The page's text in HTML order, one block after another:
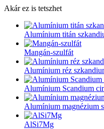
Akár ez is tetszhet
Alumínium titán
Mangán-szulfát
Alumínium réz
Alumínium Scandium
Alumínium magnézium
AlSi7Mg